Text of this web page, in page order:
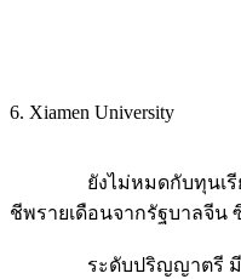
6. Xiamen University
ยังไม่หมดกับทุนเรียนต่อ
ชีพรายเดือนจากรัฐบาลจีน
ระดับปริญญาตรี มีค่า